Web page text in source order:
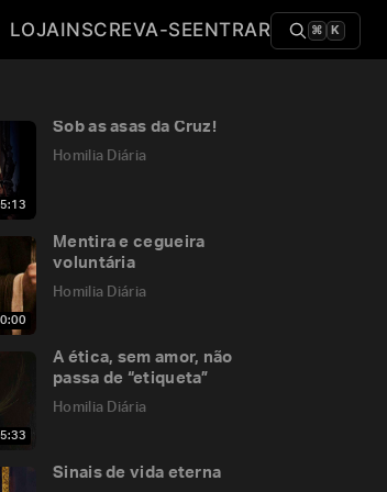
LOJAINSCREVA-SEENTRAR ⌘ K
Sob as asas da Cruz!
Homilia Diária
Mentira e cegueira
voluntária
Homilia Diária
A ética, sem amor, não
passa de “etiqueta”
Homilia Diária
Sinais de vida eterna